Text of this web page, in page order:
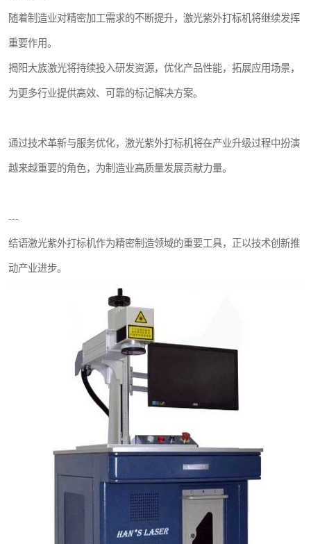
随着制造业对精密加工需求的不断提升，激光紫外打标机将继续发挥
重要作用。
揭阳大族激光将持续投入研发资源，优化产品性能，拓展应用场景，
为更多行业提供高效、可靠的标记解决方案。
通过技术革新与服务优化，激光紫外打标机将在产业升级过程中扮演
越来越重要的角色，为制造业高质量发展贡献力量。
---
结语激光紫外打标机作为精密制造领域的重要工具，正以技术创新推
动产业进步。